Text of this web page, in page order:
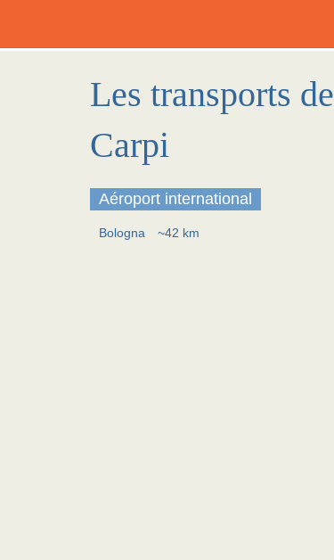
Les transports de
Carpi
Aéroport international
Bologna ~42 km